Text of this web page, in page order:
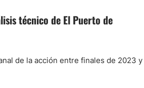
técnico de El Puerto de
de la acción entre finales de 2023 y